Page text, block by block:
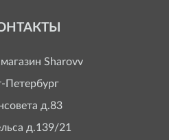
Sharovv
Петербург
д.83
д.139/21